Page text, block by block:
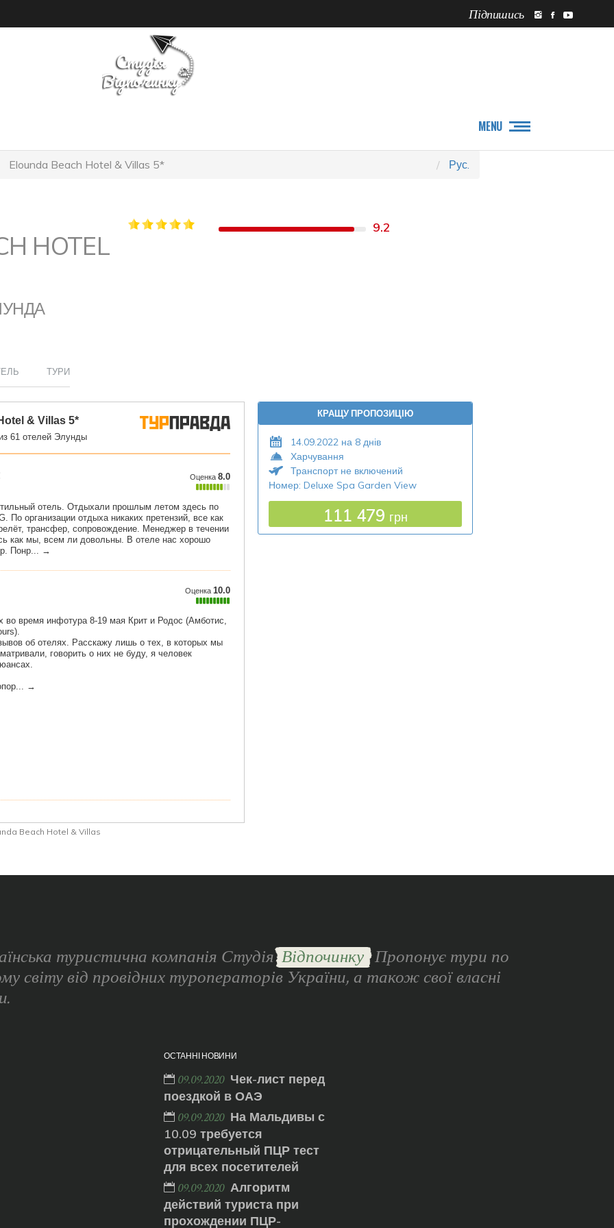
Підпишись
MENU
Elounda Beach Hotel & Villas 5* Рус.
HOTEL
9.2
ТУРИ
Beach Hotel & Villas
КРАЩУ ПРОПОЗИЦІЮ
14.09.2022 на 8 днів
Харчування
Транспорт не включений
Номер: Deluxe Spa Garden View
111 479 грн
туристична компанія СтудіяВідпочинку Пропонує тури по
світу від провідних туроператорів України, а також свої власні
ОСТАННІ НОВИНИ
09.09.2020 Чек-лист перед
поездкой в ОАЭ
09.09.2020 На Мальдивы с
10.09 требуется
отрицательный ПЦР тест
для всех посетителей
09.09.2020 Алгоритм
действий туриста при
прохождении ПЦР-